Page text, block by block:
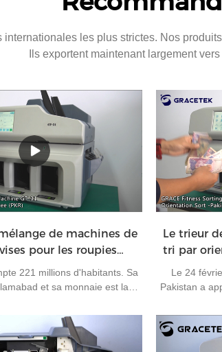
internationales les plus strictes. Nos
Ils exportent maintenant largement
de machines de
pour les roupies
pakistanaises
221 millions d'habitants. Sa
et sa monnaie est la
banque doit dégager
les jours. Sans une machine
du travail sera réduite. La
Le trieur
tri par
Le 24
Pakistan a
faisant du
RMB pour le
vous le